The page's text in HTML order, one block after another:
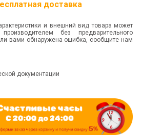
доставка
и внешний вид товара может
без предварительного
вами обнаружена ошибка, сообщите нам
документации